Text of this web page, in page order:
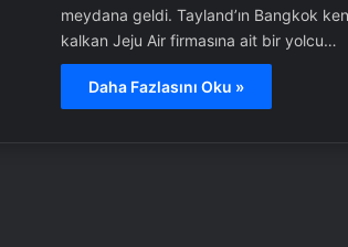
meydana geldi. Tayland’ın Bangkok
kalkan Jeju Air firmasına ait bir yolcu…
Daha Fazlasını Oku »